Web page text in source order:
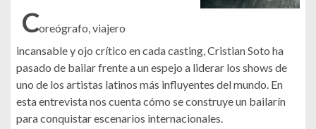
Coreógrafo, viajero
incansable y ojo crítico en cada casting, Cristian Soto ha
pasado de bailar frente a un espejo a liderar los shows de
uno de los artistas latinos más influyentes del mundo. En
esta entrevista nos cuenta cómo se construye un bailarín
para conquistar escenarios internacionales.